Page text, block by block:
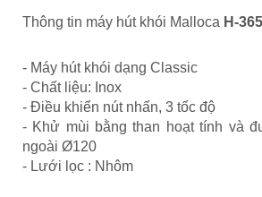
Thông tin máy hút khói Malloca H-
- Máy hút khói dạng Classic
- Chất liệu: Inox
- Điều khiển nút nhấn, 3 tốc độ
- Khử mùi bằng than hoạt tính và
ngoài Ø120
- Lưới lọc : Nhôm